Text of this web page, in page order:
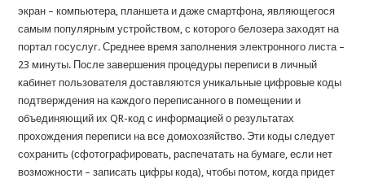
экран – компьютера, планшета и даже смартфона, являющегося
самым популярным устройством, с которого белозера заходят на
портал госуслуг. Среднее время заполнения электронного листа –
23 минуты. После завершения процедуры переписи в личный
кабинет пользователя доставляются уникальные цифровые коды
подтверждения на каждого переписанного в помещении и
объединяющий их QR-код с информацией о результатах
прохождения переписи на все домохозяйство. Эти коды следует
сохранить (сфотографировать, распечатать на бумаге, если нет
возможности – записать цифры кода), чтобы потом, когда придет